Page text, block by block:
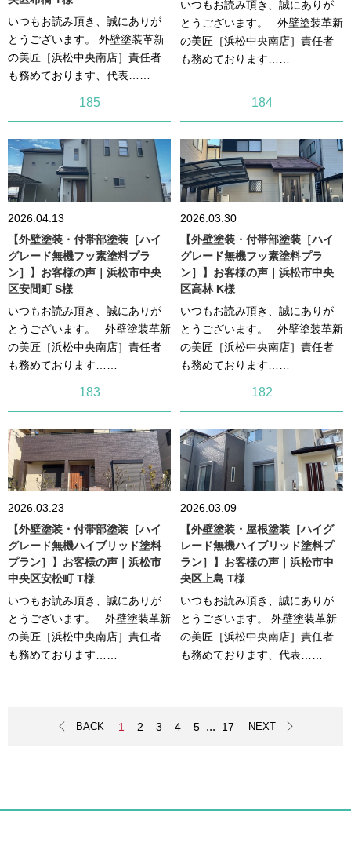
いつもお読み頂き、誠にありが
とうございます。 外壁塗装革新
の美匠［浜松中央南店］責任者
も務めております、代表……
いつもお読み頂き、誠にありが
とうございます。 外壁塗装革新
の美匠［浜松中央南店］責任者
も務めております……
185
2026.04.13
【外壁塗装・付帯部塗装［ハイ
グレード無機フッ素塗料プラ
ン］】お客様の声｜浜松市中央
区安間町 S様
いつもお読み頂き、誠にありが
とうございます。 外壁塗装革新
の美匠［浜松中央南店］責任者
も務めております……
184
2026.03.30
【外壁塗装・付帯部塗装［ハイ
グレード無機フッ素塗料プラ
ン］】お客様の声｜浜松市中央
区高林 K様
いつもお読み頂き、誠にありが
とうございます。 外壁塗装革新
の美匠［浜松中央南店］責任者
も務めております……
183
2026.03.23
【外壁塗装・付帯部塗装［ハイ
グレード無機ハイブリッド塗料
プラン］】お客様の声｜浜松市
中央区安松町 T様
いつもお読み頂き、誠にありが
とうございます。 外壁塗装革新
の美匠［浜松中央南店］責任者
も務めております……
182
2026.03.09
【外壁塗装・屋根塗装［ハイグ
レード無機ハイブリッド塗料プ
ラン］】お客様の声｜浜松市中
央区上島 T様
いつもお読み頂き、誠にありが
とうございます。 外壁塗装革新
の美匠［浜松中央南店］責任者
も務めております、代表……
BACK 1 2 3 4 5 ... 17 NEXT